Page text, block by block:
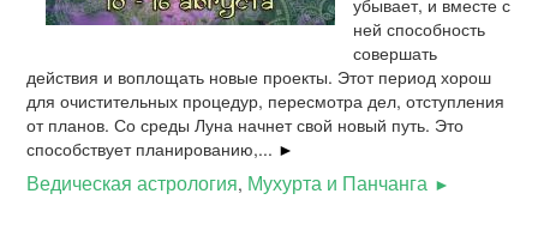
убывает, и вместе с
ней способность
совершать
действия и воплощать новые проекты. Этот период хорош
для очистительных процедур, пересмотра дел, отступления
от планов. Со среды Луна начнет свой новый путь. Это
способствует планированию,... ►
Ведическая астрология, Мухурта и Панчанга